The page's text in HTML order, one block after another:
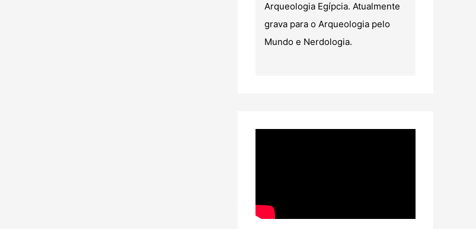
Arqueologia Egípcia. Atualmente
grava para o Arqueologia pelo
Mundo e Nerdologia.